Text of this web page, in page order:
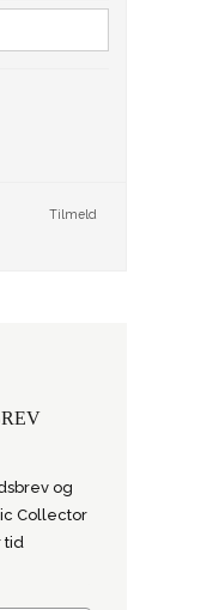
Tilmeld
og
Collector
tid